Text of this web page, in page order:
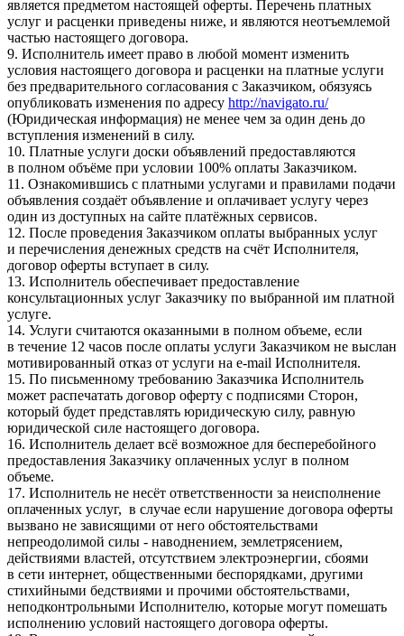
является предметом настоящей оферты. Перечень платных
услуг и расценки приведены ниже, и являются неотъемлемой
частью настоящего договора.
9. Исполнитель имеет право в любой момент изменить
условия настоящего договора и расценки на платные услуги
без предварительного согласования с Заказчиком, обязуясь
опубликовать изменения по адресу http://navigato.ru/
(Юридическая информация) не менее чем за один день до
вступления изменений в силу.
10. Платные услуги доски объявлений предоставляются
в полном объёме при условии 100% оплаты Заказчиком.
11. Ознакомившись с платными услугами и правилами подачи
объявления создаёт объявление и оплачивает услугу через
один из доступных на сайте платёжных сервисов.
12. После проведения Заказчиком оплаты выбранных услуг
и перечисления денежных средств на счёт Исполнителя,
договор оферты вступает в силу.
13. Исполнитель обеспечивает предоставление
консультационных услуг Заказчику по выбранной им платной
услуге.
14. Услуги считаются оказанными в полном объеме, если
в течение 12 часов после оплаты услуги Заказчиком не выслан
мотивированный отказ от услуги на e-mail Исполнителя.
15. По письменному требованию Заказчика Исполнитель
может распечатать договор оферту с подписями Сторон,
который будет представлять юридическую силу, равную
юридической силе настоящего договора.
16. Исполнитель делает всё возможное для бесперебойного
предоставления Заказчику оплаченных услуг в полном
объеме.
17. Исполнитель не несёт ответственности за неисполнение
оплаченных услуг, в случае если нарушение договора оферты
вызвано не зависящими от него обстоятельствами
непреодолимой силы - наводнением, землетрясением,
действиями властей, отсутствием электроэнергии, сбоями
в сети интернет, общественными беспорядками, другими
стихийными бедствиями и прочими обстоятельствами,
неподконтрольными Исполнителю, которые могут помешать
исполнению условий настоящего договора оферты.